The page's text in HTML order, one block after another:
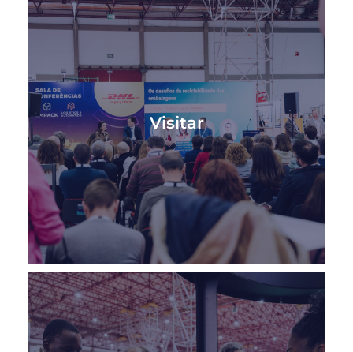
Visitar
Visitar
Crea el futuro de tu empresa en Empack and
Logistics & Automation Porto, el evento líder
en los sectores de embalaje y logística en
Portugal.
SABER MÁS